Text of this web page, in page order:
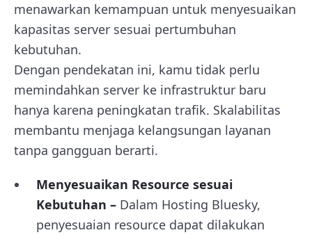
menawarkan kemampuan untuk menyesuaikan
kapasitas server sesuai pertumbuhan
kebutuhan.
Dengan pendekatan ini, kamu tidak perlu
memindahkan server ke infrastruktur baru
hanya karena peningkatan trafik. Skalabilitas
membantu menjaga kelangsungan layanan
tanpa gangguan berarti.
Menyesuaikan Resource sesuai
Kebutuhan – Dalam Hosting Bluesky,
penyesuaian resource dapat dilakukan